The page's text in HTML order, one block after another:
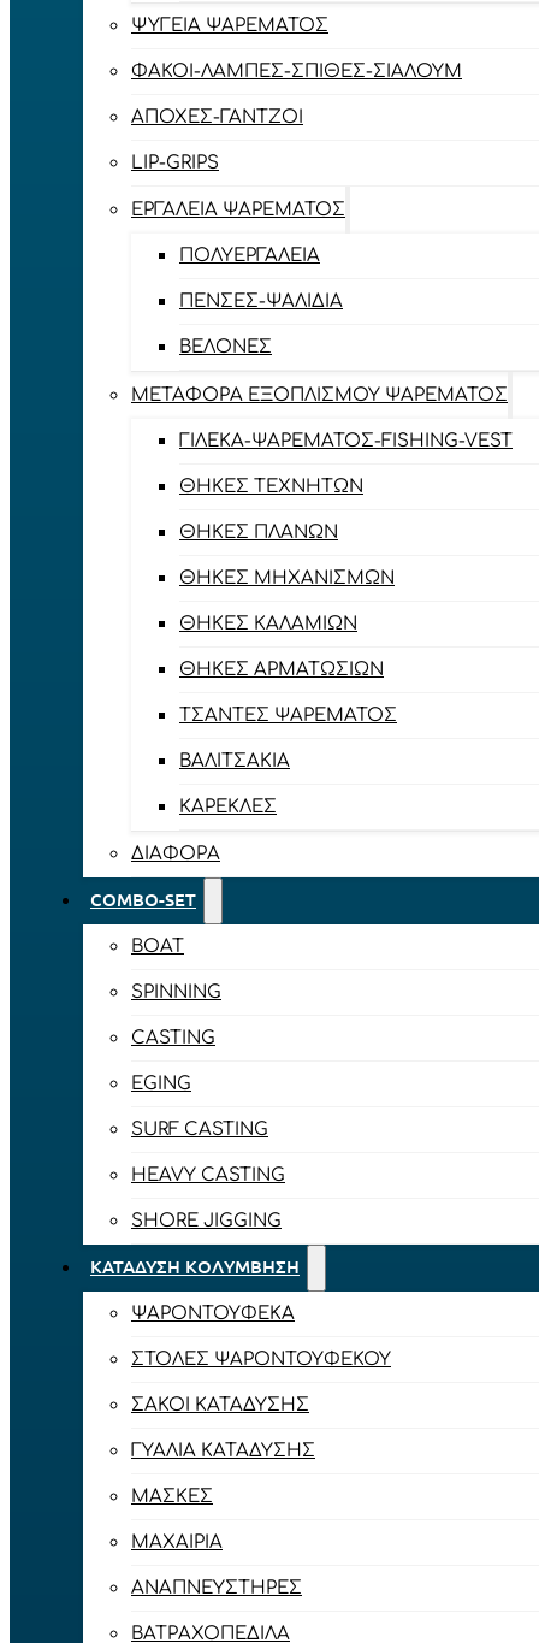
ΨΥΓΕΊΑ ΨΑΡΈΜΑΤΟΣ
ΦΑΚΟΊ-ΛΆΜΠΕΣ-ΣΠΊΘΕΣ-ΣΊΑΛΟΥΜ
ΑΠΌΧΕΣ-ΓΆΝΤΖΟΙ
LIP-GRIPS
EΡΓΑΛΕΊΑ ΨΑΡΈΜΑΤΟΣ
ΠΟΛΥΕΡΓΑΛΕΊΑ
ΠΈΝΣΕΣ-ΨΑΛΊΔΙΑ
ΒΕΛΌΝΕΣ
ΜΕΤΑΦΟΡΆ ΕΞΟΠΛΙΣΜΟΎ ΨΑΡΈΜΑΤΟΣ
ΓΙΛΈΚΑ-ΨΑΡΈΜΑΤΟΣ-FISHING-VEST
ΘΉΚΕΣ ΤΕΧΝΗΤΏΝ
ΘΉΚΕΣ ΠΛΆΝΩΝ
ΘΉΚΕΣ ΜΗΧΑΝΙΣΜΏΝ
ΘΉΚΕΣ ΚΑΛΑΜΙΏΝ
ΘΉΚΕΣ ΑΡΜΑΤΩΣΙΏΝ
ΤΣΆΝΤΕΣ ΨΑΡΈΜΑΤΟΣ
ΒΑΛΙΤΣΆΚΙΑ
ΚΑΡΈΚΛΕΣ
ΔΙΆΦΟΡΑ
COMBO-SET
BOAT
SPINNING
CASTING
EGING
SURF CASTING
HEAVY CASTING
SHORE JIGGING
ΚΑΤΆΔΥΣΗ ΚΟΛΎΜΒΗΣΗ
ΨΑΡΟΝΤΟΎΦΕΚΑ
ΣΤΟΛΈΣ ΨΑΡΟΝΤΟΎΦΕΚΟΥ
ΣΆΚΟΙ ΚΑΤΆΔΥΣΗΣ
ΓΥΑΛΙΆ ΚΑΤΆΔΥΣΗΣ
ΜΆΣΚΕΣ
ΜΑΧΑΊΡΙΑ
ΑΝΑΠΝΕΥΣΤΉΡΕΣ
ΒΑΤΡΑΧΟΠΈΔΙΛΑ